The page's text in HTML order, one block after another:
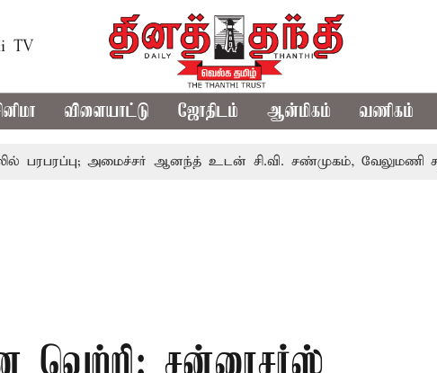
TV
விளையாட்டு ஜோதிடம் ஆன்மிகம் வணிகம்
அமைச்சர் ஆனந்த் உடன் சி.வி. சண்முகம், வேலுமணி சந்திப்பு